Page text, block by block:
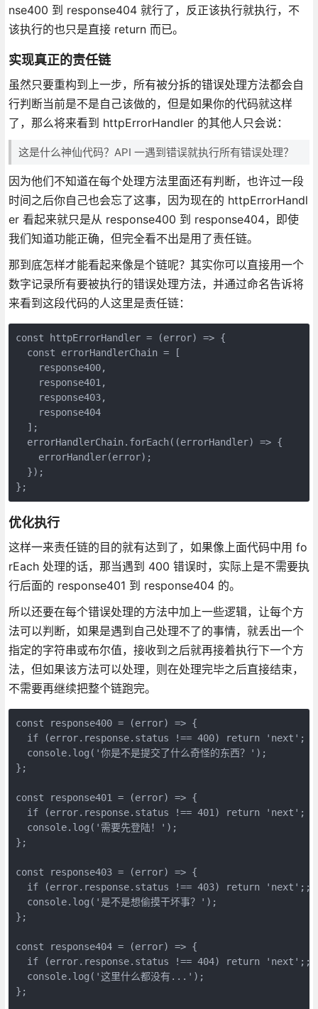
nse400 到 response404 就行了，反正该执行就执行，不
该执行的也只是直接 return 而已。
实现真正的责任链
虽然只要重构到上一步，所有被分拆的错误处理方法都会自
行判断当前是不是自己该做的，但是如果你的代码就这样
了，那么将来看到 httpErrorHandler 的其他人只会说：
这是什么神仙代码？API 一遇到错误就执行所有错误处理？
因为他们不知道在每个处理方法里面还有判断，也许过一段
时间之后你自己也会忘了这事，因为现在的 httpErrorHandl
er 看起来就只是从 response400 到 response404，即使
我们知道功能正确，但完全看不出是用了责任链。
那到底怎样才能看起来像是个链呢？其实你可以直接用一个
数字记录所有要被执行的错误处理方法，并通过命名告诉将
来看到这段代码的人这里是责任链：
const httpErrorHandler = (error) => {
  const errorHandlerChain = [
    response400,
    response401,
    response403,
    response404
  ];
  errorHandlerChain.forEach((errorHandler) => {
    errorHandler(error);
  });
};
优化执行
这样一来责任链的目的就有达到了，如果像上面代码中用 fo
rEach 处理的话，那当遇到 400 错误时，实际上是不需要执
行后面的 response401 到 response404 的。
所以还要在每个错误处理的方法中加上一些逻辑，让每个方
法可以判断，如果是遇到自己处理不了的事情，就丢出一个
指定的字符串或布尔值，接收到之后就再接着执行下一个方
法，但如果该方法可以处理，则在处理完毕之后直接结束，
不需要再继续把整个链跑完。
const response400 = (error) => {
  if (error.response.status !== 400) return 'next';
  console.log('你是不是提交了什么奇怪的东西？');
};
const response401 = (error) => {
  if (error.response.status !== 401) return 'next';
  console.log('需要先登陆！');
};
const response403 = (error) => {
  if (error.response.status !== 403) return 'next';;
  console.log('是不是想偷摸干坏事？');
};
const response404 = (error) => {
  if (error.response.status !== 404) return 'next';;
  console.log('这里什么都没有...');
};